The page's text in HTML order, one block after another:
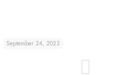
September 24, 2023